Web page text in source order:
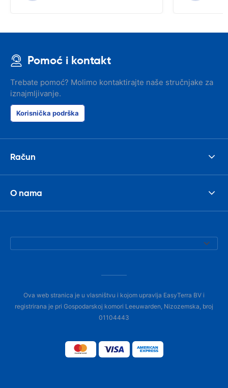
Pomoć i kontakt
Trebate pomoć? Molimo kontaktirajte naše stručnjake za
iznajmljivanje.
Korisnička podrška
Račun
O nama
Ova web stranica je u vlasništvu i kojom upravlja EasyTerra BV i
registrirana je pri Gospodarskoj komori Leeuwarden, Nizozemska, broj
01104443